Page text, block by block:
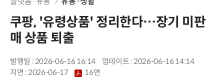
쿠팡, '유령상품' 정리한다…장기 미판
매 상품 퇴출
발행일 : 2026-06-16 16:14
업데이트 : 2026-06-16 14:14
지면 :2026-06-17 16면